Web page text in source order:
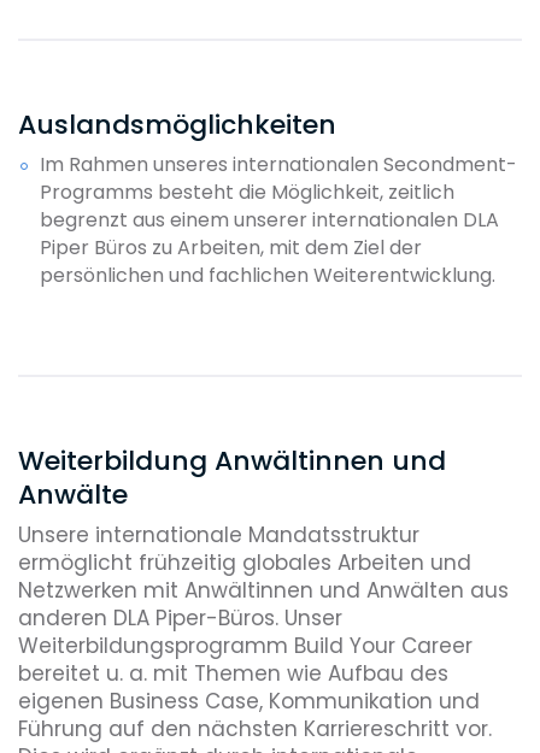
werden will, kann sich bei uns auf eine
großzügige bezahlte Freistellung zur
Vorbereitung verlassen. Außerdem
übernehmen wir einen Teil der Kosten für
Vorbereitungskurse und Prüfungen.
Auslandsmöglichkeiten
Im Rahmen unseres internationalen Secondment-
Programms besteht die Möglichkeit, zeitlich
begrenzt aus einem unserer internationalen DLA
Piper Büros zu Arbeiten, mit dem Ziel der
persönlichen und fachlichen Weiterentwicklung.
Weiterbildung Anwältinnen und
Anwälte
Unsere internationale Mandatsstruktur
ermöglicht frühzeitig globales Arbeiten und
Netzwerken mit Anwältinnen und Anwälten aus
anderen DLA Piper-Büros. Unser
Weiterbildungsprogramm Build Your Career
bereitet u. a. mit Themen wie Aufbau des
eigenen Business Case, Kommunikation und
Führung auf den nächsten Karriereschritt vor.